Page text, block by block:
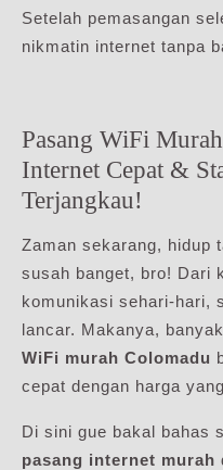
Setelah pemasangan
nikmatin internet tanpa
Pasang WiFi
Internet Cepat &
Terjangkau!
Zaman sekarang, hidup
susah banget, bro! Dari
komunikasi sehari-hari,
lancar. Makanya,
WiFi murah Colomadu
cepat dengan harga
Di sini gue bakal bahas
pasang internet murah